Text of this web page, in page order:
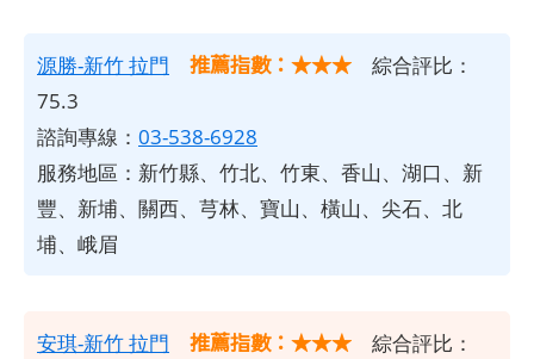
源勝-新竹 拉門 推薦指數：★★★ 綜合評比：
75.3
諮詢專線： 03-538-6928
服務地區：新竹縣、竹北、竹東、香山、湖口、新
豐、新埔、關西、芎林、寶山、橫山、尖石、北
埔、峨眉
安琪-新竹 拉門 推薦指數：★★★ 綜合評比：